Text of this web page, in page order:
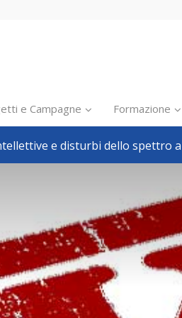
Inclusione scolastica
Inclusione lavorativa
Sport
Pillole
Formazione
Avvisi, bandi
Ricerca e Scienza
Welfare locale
e Campagne Formazione
e disturbi dello spettro